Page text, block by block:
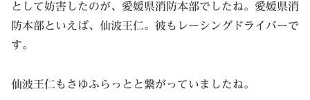
として妨害したのが、愛媛県消防本部でしたね。愛媛県消
防本部といえば、仙波王仁。彼もレーシングドライバーで
す。
仙波王仁もさゆふらっとと繋がっていましたね。